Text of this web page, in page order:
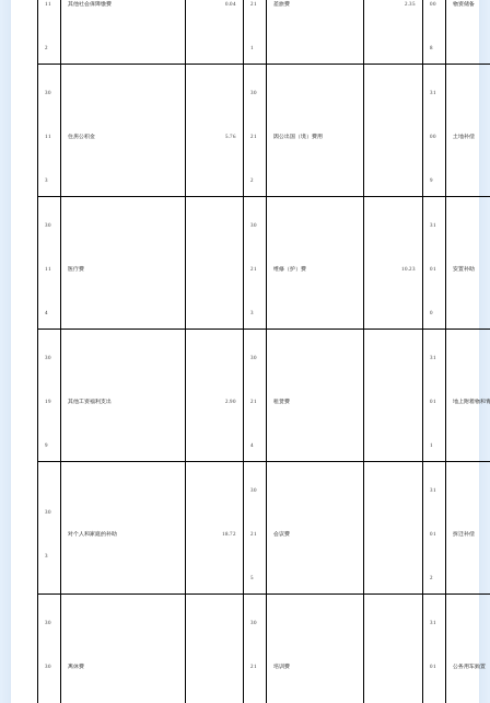
2
其他社会保障缴费 0.04 21 差旅费 2.35 00
8
物资储备
30
3
住房公积金 5.76
30
21
2
因公出国（境）费用
31
00
9
土地补偿
30
4
医疗费
30
21
3
维修（护）费 10.23
31
01
0
安置补助
30
19
9
其他工资福利支出 2.90
30
21
4
租赁费
31
01 地上附着物和
30
3
对个人和家庭的补助 18.72
30
21
5
会议费
31
01
2
拆迁补偿
30
30 离休费
30
21 培训费
31
01 公务用车购置